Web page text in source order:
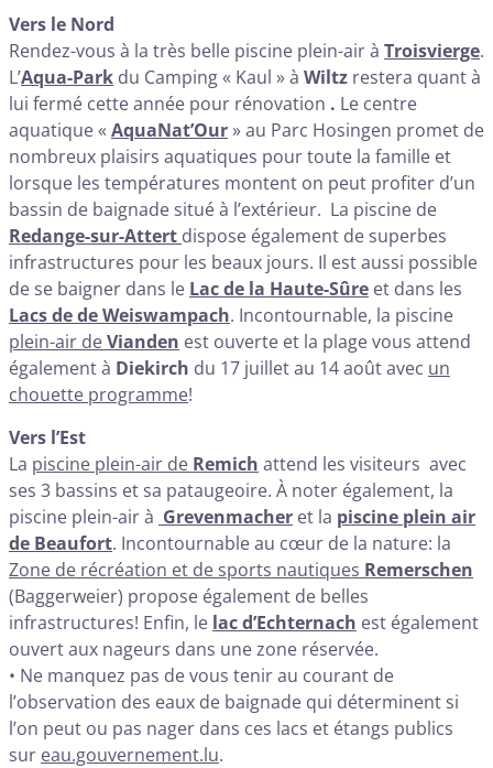
Vers le Nord
Rendez-vous à la très belle piscine plein-air à Troisvierge.
L’Aqua-Park du Camping « Kaul » à Wiltz restera quant à
lui fermé cette année pour rénovation . Le centre
aquatique « AquaNat’Our» au Parc Hosingen promet de
nombreux plaisirs aquatiques pour toute la famille et
lorsque les températures montent on peut profiter d’un
bassin de baignade situé à l’extérieur. La piscine de
Redange-sur-Attert dispose également de superbes
infrastructures pour les beaux jours. Il est aussi possible
de se baigner dans le Lac de la Haute-Sûre et dans les
Lacs de de Weiswampach. Incontournable, la piscine
plein-air deVianden est ouverte et la plage vous attend
également à Diekirch du 17 juillet au 14 août avec un
chouette programme!
Vers l’Est
La piscine plein-air de Remich attend les visiteurs avec
ses 3 bassins et sa pataugeoire. À noter également, la
piscine plein-air à Grevenmacher et la piscine plein air
de Beaufort. Incontournable au cœur de la nature: la
Zone de récréation et de sports nautiques Remerschen
(Baggerweier) propose également de belles
infrastructures! Enfin, le lac d’Echternach est également
ouvert aux nageurs dans une zone réservée.
• Ne manquez pas de vous tenir au courant de
l’observation des eaux de baignade qui déterminent si
l’on peut ou pas nager dans ces lacs et étangs publics
sur eau.gouvernement.lu.